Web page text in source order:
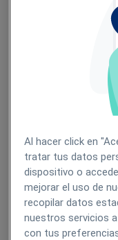
2- Accede a la
habilitada la
Al hacer click en
tratar tus datos
dispositivo o
mejorar el uso de
recopilar datos
nuestros servicios
con tus